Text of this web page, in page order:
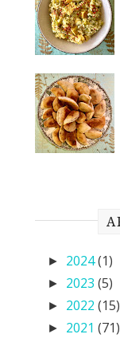
► 2024(1)
► 2023 (5)
► 2022 (15)
► 2021 (71)